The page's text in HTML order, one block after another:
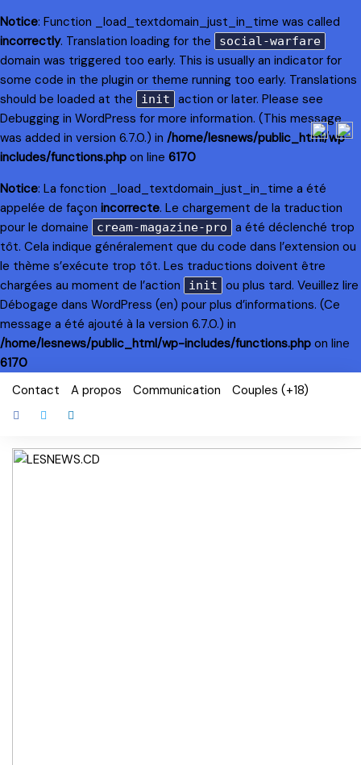
Notice: Function _load_textdomain_just_in_time was called
incorrectly. Translation loading for the social-warfare
domain was triggered too early. This is usually an indicator for
some code in the plugin or theme running too early. Translations
should be loaded at the
init
action or later. Please see
Debugging in WordPress for more information. (This message
was added in version 6.7.0.) in /home/lesnews/public_html/wp-
includes/functions.php on line 6170
Notice: La fonction _load_textdomain_just_in_time a été
appelée de façon incorrecte. Le chargement de la traduction
pour le domaine
cream-magazine-pro
a été déclenché trop
tôt. Cela indique généralement que du code dans l’extension ou
le thème s’exécute trop tôt. Les traductions doivent être
chargées au moment de l’action
init
ou plus tard. Veuillez lire
Débogage dans WordPress (en) pour plus d’informations. (Ce
message a été ajouté à la version 6.7.0.) in
/home/lesnews/public_html/wp-includes/functions.php on line
6170
Skip
content
Contact A propos Communication Couples (+18)